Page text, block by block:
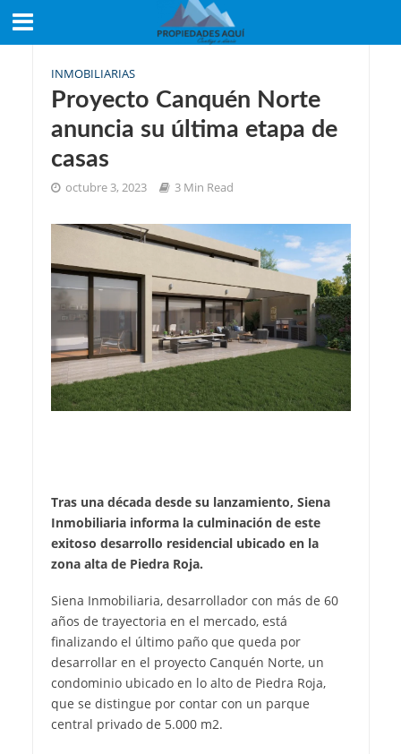
INMOBILIARIAS
Proyecto Canquén Norte
anuncia su última etapa de
casas
octubre 3, 2023 3 Min Read
Tras una década desde su lanzamiento, Siena
Inmobiliaria informa la culminación de este
exitoso desarrollo residencial ubicado en la
zona alta de Piedra Roja.
Siena Inmobiliaria, desarrollador con más de 60
años de trayectoria en el mercado, está
finalizando el último paño que queda por
desarrollar en el proyecto Canquén Norte, un
condominio ubicado en lo alto de Piedra Roja,
que se distingue por contar con un parque
central privado de 5.000 m2.